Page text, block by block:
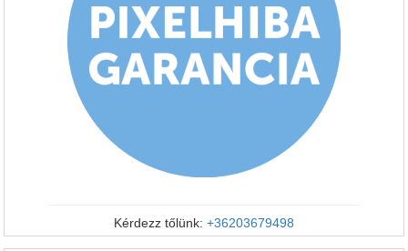
Kérdezz tőlünk: +36203679498